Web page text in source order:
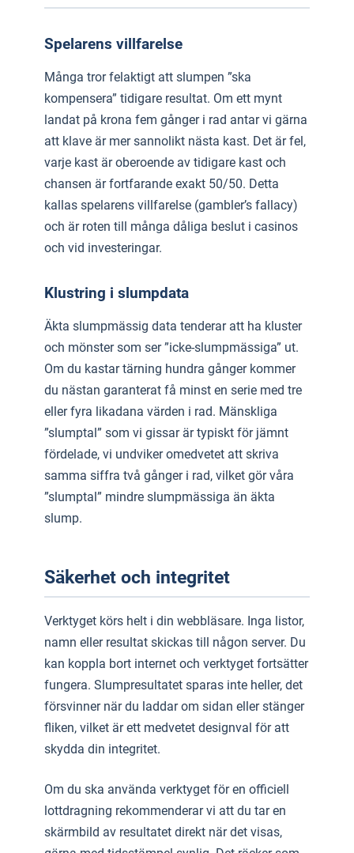
Spelarens villfarelse
Många tror felaktigt att slumpen ”ska
kompensera” tidigare resultat. Om ett mynt
landat på krona fem gånger i rad antar vi gärna
att klave är mer sannolikt nästa kast. Det är fel,
varje kast är oberoende av tidigare kast och
chansen är fortfarande exakt 50/50. Detta
kallas spelarens villfarelse (gambler’s fallacy)
och är roten till många dåliga beslut i casinos
och vid investeringar.
Klustring i slumpdata
Äkta slumpmässig data tenderar att ha kluster
och mönster som ser ”icke-slumpmässiga” ut.
Om du kastar tärning hundra gånger kommer
du nästan garanterat få minst en serie med tre
eller fyra likadana värden i rad. Mänskliga
”slumptal” som vi gissar är typiskt för jämnt
fördelade, vi undviker omedvetet att skriva
samma siffra två gånger i rad, vilket gör våra
”slumptal” mindre slumpmässiga än äkta
slump.
Säkerhet och integritet
Verktyget körs helt i din webbläsare. Inga listor,
namn eller resultat skickas till någon server. Du
kan koppla bort internet och verktyget fortsätter
fungera. Slumpresultatet sparas inte heller, det
försvinner när du laddar om sidan eller stänger
fliken, vilket är ett medvetet designval för att
skydda din integritet.
Om du ska använda verktyget för en officiell
lottdragning rekommenderar vi att du tar en
skärmbild av resultatet direkt när det visas,